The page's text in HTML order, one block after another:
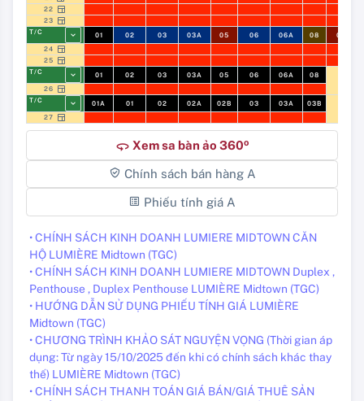
22
23
T/C
01 02 03 03A 05 06 06A 08
09
24
25
T/C
01 02 03 03A 05 06 06A
08
26
T/C
01A 01 02 02A 02B 03 03A
03B
27
360 Xem sa bàn ảo 360o
Chính sách bán hàng A
Phiếu tính giá A
• CHÍNH SÁCH KINH DOANH LUMIERE MIDTOWN CĂN
HỘ LUMIÈRE Midtown (TGC)
• CHÍNH SÁCH KINH DOANH LUMIERE MIDTOWN Duplex ,
Penthouse , Duplex Penthouse LUMIÈRE Midtown (TGC)
• HƯỚNG DẪN SỬ DỤNG PHIẾU TÍNH GIÁ LUMIÈRE
Midtown (TGC)
• CHƯƠNG TRÌNH KHẢO SÁT NGUYỆN VỌNG (Thời gian áp
dụng: Từ ngày 15/10/2025 đến khi có chính sách khác thay
thế) LUMIÈRE Midtown (TGC)
• CHÍNH SÁCH THANH TOÁN GIÁ BÁN/GIÁ THUÊ SẢN